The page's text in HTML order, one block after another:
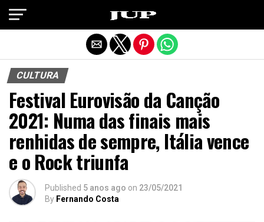
CULTURA
Festival Eurovisão da Canção
2021: Numa das finais mais
renhidas de sempre, Itália vence
e o Rock triunfa
Published 5 anos ago on 23/05/2021
By Fernando Costa
Exit mobile version